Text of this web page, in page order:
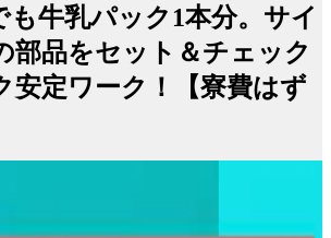
も牛乳パック1本分。サイ
部品をセット＆チェック
安定ワーク！【寮費はず